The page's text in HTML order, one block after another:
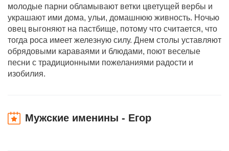
молодые парни обламывают ветки цветущей вербы и
украшают ими дома, ульи, домашнюю живность. Ночью
овец выгоняют на пастбище, потому что считается, что
тогда роса имеет железную силу. Днем столы уставляют
обрядовыми караваями и блюдами, поют веселые
песни с традиционными пожеланиями радости и
изобилия.
Мужские именины - Егор